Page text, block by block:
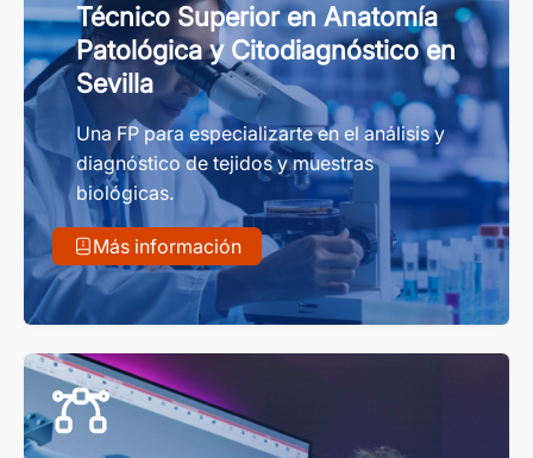
Técnico Superior en Anatomía
Patológica y Citodiagnóstico en
Sevilla
Una FP para especializarte en el análisis y
diagnóstico de tejidos y muestras
biológicas.
Más información